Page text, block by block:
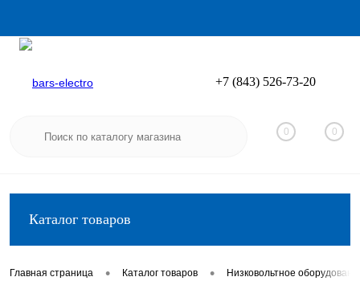
Вход
+7 (843) 526-73-20
0 0
Каталог товаров
Главная страница • Каталог товаров • Низковольтное